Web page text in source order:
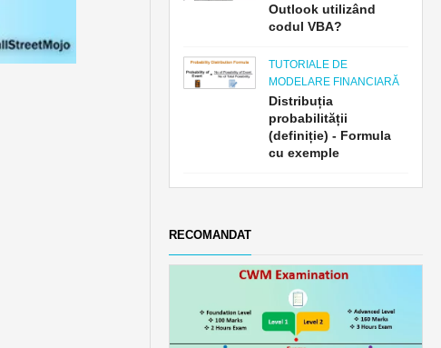
Outlook utilizând
codul VBA?
TUTORIALE DE
MODELARE FINANCIARĂ
Distribuția
probabilității
(definiție) - Formula
cu exemple
RECOMANDAT